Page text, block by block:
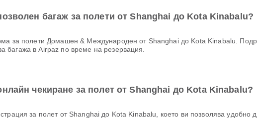
багаж за полети от Shanghai до Kota Kinabalu?
багажа в Airpaz по време на резервация.
чекиране за полет от Shanghai до Kota Kinabalu?